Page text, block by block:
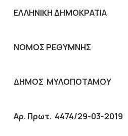
ΕΛΛΗΝΙΚΗ ΔΗΜΟΚΡΑΤΙΑ
ΝΟΜΟΣ ΡΕΘΥΜΝΗΣ
ΔΗΜΟΣ ΜΥΛΟΠΟΤΑΜΟΥ
Αρ. Πρωτ. 4474/29-03-2019